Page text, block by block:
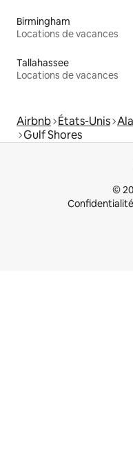
Birmingham
Locations de vacances
Tallahassee
Locations de vacances
Airbnb États-Unis
Gulf Shores
©
Confidentialité